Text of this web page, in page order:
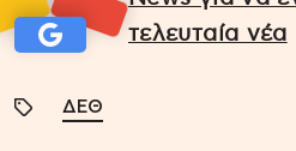
τελευταία νέα
ΔΕΘ